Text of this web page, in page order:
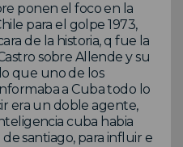
ponen el foco en la
para el golpe 1973,
de la historia, q fue la
sobre Allende y su
que uno de los
a Cuba todo lo
era un doble agente,
cuba habia
santiago, para influir e